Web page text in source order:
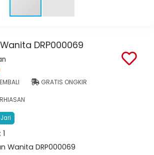
DRP000069
GRATIS ONGKIR
: 1
Wanita DRP000069